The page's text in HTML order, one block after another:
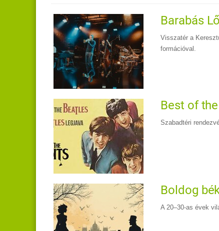
Barabás
Visszatér a
formációval.
Best of
Szabadtéri
Boldog
A 20–30-as évek